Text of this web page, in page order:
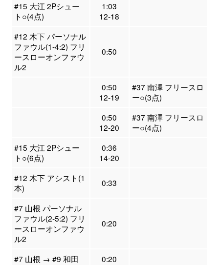
#15 大江 2Pシュー
ト○(4点)
1:03
12-18
#12 木下 パーソナル
ファウル(1-4:2) フリ
ースローオンファウ
ル2
0:50
0:50
12-19
#37 南澤 フリースロ
ー○(3点)
0:50
12-20
#37 南澤 フリースロ
ー○(4点)
#15 大江 2Pシュー
ト○(6点)
0:36
14-20
#12 木下 アシスト(1
本)
0:33
#7 山根 パーソナル
ファウル(2-5:2) フリ
ースローオンファウ
ル2
0:20
#7 山根 → #9 和田 0:20